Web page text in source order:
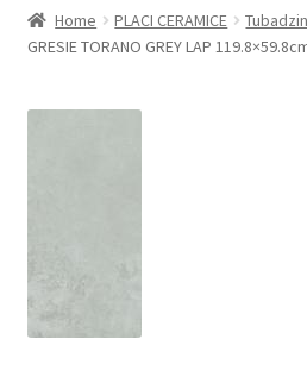
Blog
Contact
Despre noi
Home PLACI CERAMICE Tubadzin
GRESIE TORANO GREY LAP